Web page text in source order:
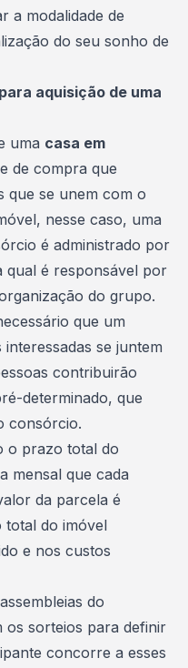
a modalidade de
do seu sonho de
aquisição de uma
uma casa em
de compra que
que se unem com o
nesse caso, uma
é administrado por
qual é responsável por
do grupo.
que um
se juntem
contribuirão
determinado, que
consórcio.
o prazo total do
mensal que cada
da parcela é
total do imóvel
e nos custos
do
sorteios para definir
concorre a esses